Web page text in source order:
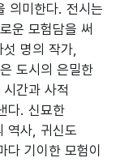
의미한다. 전시는
운 모험담을 써
명의 작가,
도시의 은밀한
간과 사적
다. 신묘한
역사, 귀신도
기이한 모험이